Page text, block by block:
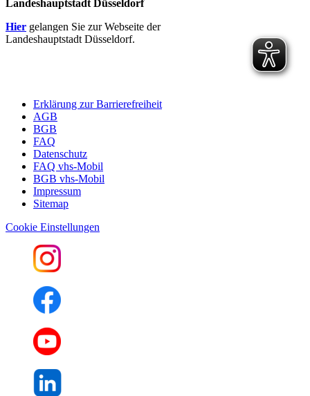
Landeshauptstadt Düsseldorf
Hier gelangen Sie zur Webseite der
Landeshauptstadt Düsseldorf.
Erklärung zur Barrierefreiheit
AGB
BGB
FAQ
Datenschutz
FAQ vhs-Mobil
BGB vhs-Mobil
Impressum
Sitemap
Cookie Einstellungen